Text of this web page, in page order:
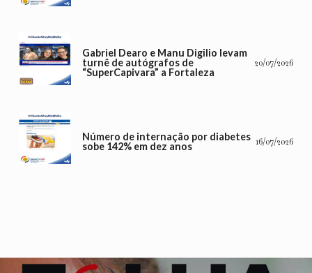
Gabriel Dearo e Manu Digilio levam
turnê de autógrafos de
“SuperCapivara” a Fortaleza
20/07/2026
Número de internação por diabetes
sobe 142% em dez anos
16/07/2026